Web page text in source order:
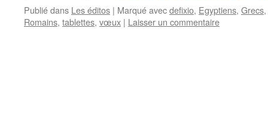
Publié dans Les éditos | Marqué avecdefixio, Egyptiens, Grecs,
Romains, tablettes, vœux | Laisser un commentaire